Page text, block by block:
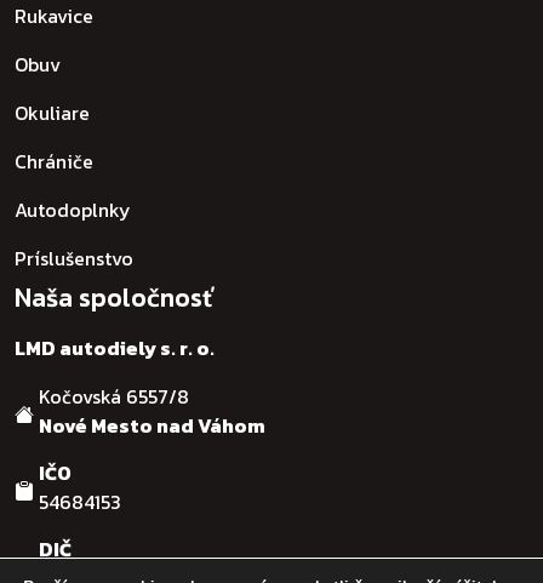
Rukavice
Obuv
Okuliare
Chrániče
Autodoplnky
Príslušenstvo
Naša spoločnosť
LMD autodiely s. r. o.
Kočovská 6557/8
Nové Mesto nad Váhom
IČO
54684153
DIČ